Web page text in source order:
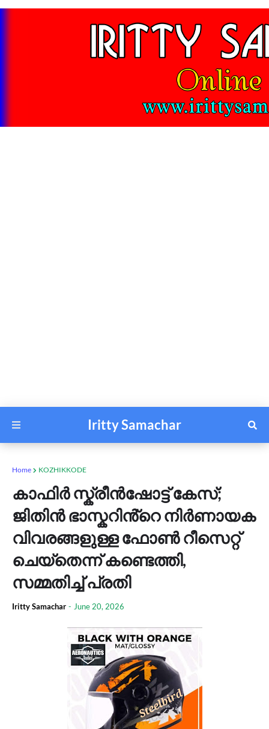
Iritty Samachar
Home KOZHIKKODE
കാഫിർ സ്ക്രീൻഷോട്ട് കേസ്;
ജിതിൻ ഭാസ്കറിൻ്റെ നിർണായക
വിവരങ്ങളുള്ള ഫോൺ റീസെറ്റ്
ചെയ്തെന്ന് കണ്ടെത്തി,
സമ്മതിച്ച് പ്രതി
Iritty Samachar - June 20, 2026